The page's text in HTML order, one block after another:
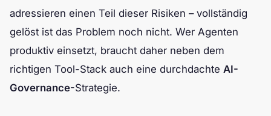
adressieren einen Teil dieser Risiken – vollständig
gelöst ist das Problem noch nicht. Wer Agenten
produktiv einsetzt, braucht daher neben dem
richtigen Tool-Stack auch eine durchdachte AI-
Governance-Strategie.